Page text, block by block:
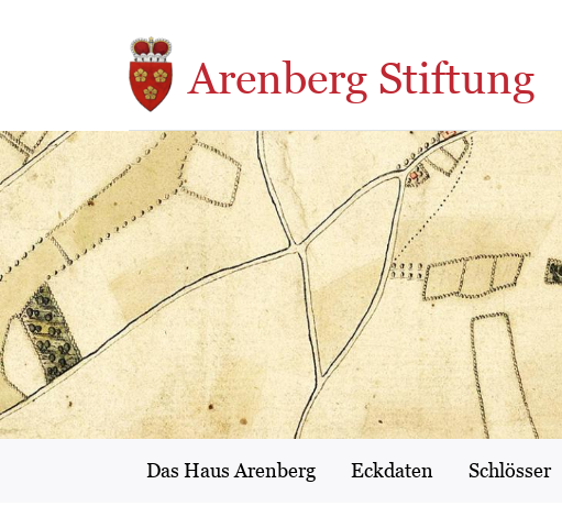
Arenberg Stiftung
Das Haus Arenberg Eckdaten Schlösser